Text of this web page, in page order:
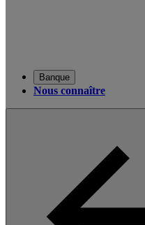
Banque
Nous connaître